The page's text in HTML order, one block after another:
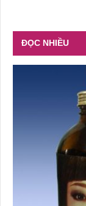
ĐỌC NHIỀU